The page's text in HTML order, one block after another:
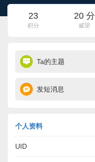
23
积分
20 分
威望
Ta的主题
发短消息
个人资料
UID